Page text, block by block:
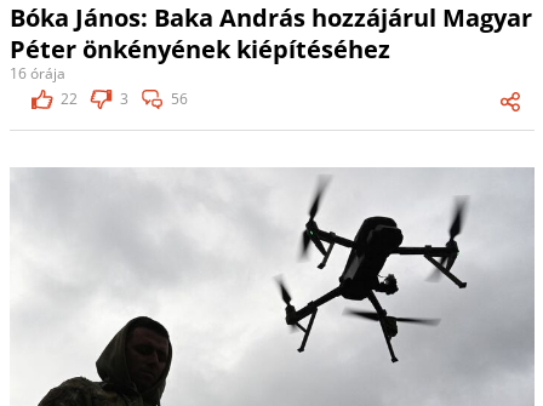
Bóka János: Baka András hozzájárul Magyar
Péter önkényének kiépítéséhez
16 órája
22
3 56